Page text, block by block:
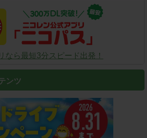
なら最短3分スピード出発！
ンツ